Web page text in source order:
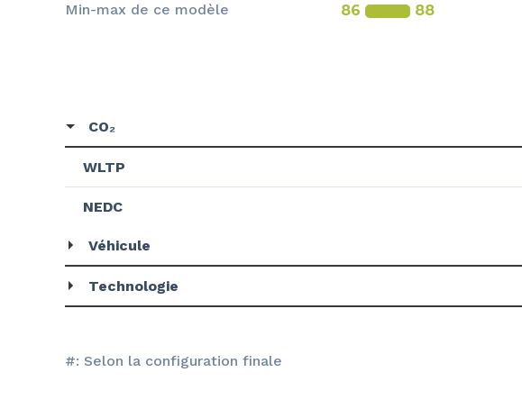
Min-max de ce modèle 86 88
CO₂
WLTP
NEDC
Véhicule
Technologie
#: Selon la configuration finale